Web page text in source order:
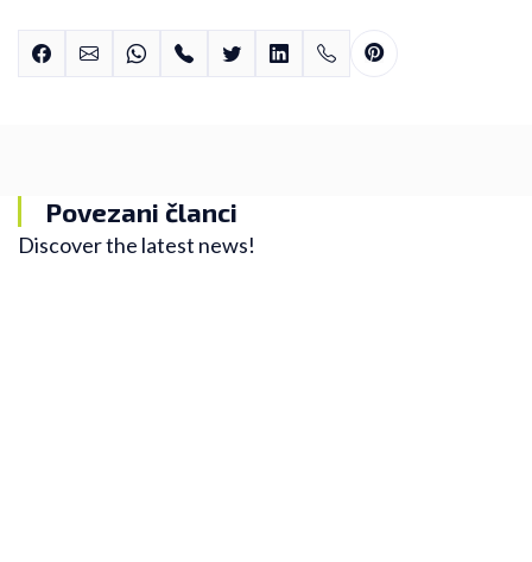
Povezani članci
Discover the latest news!